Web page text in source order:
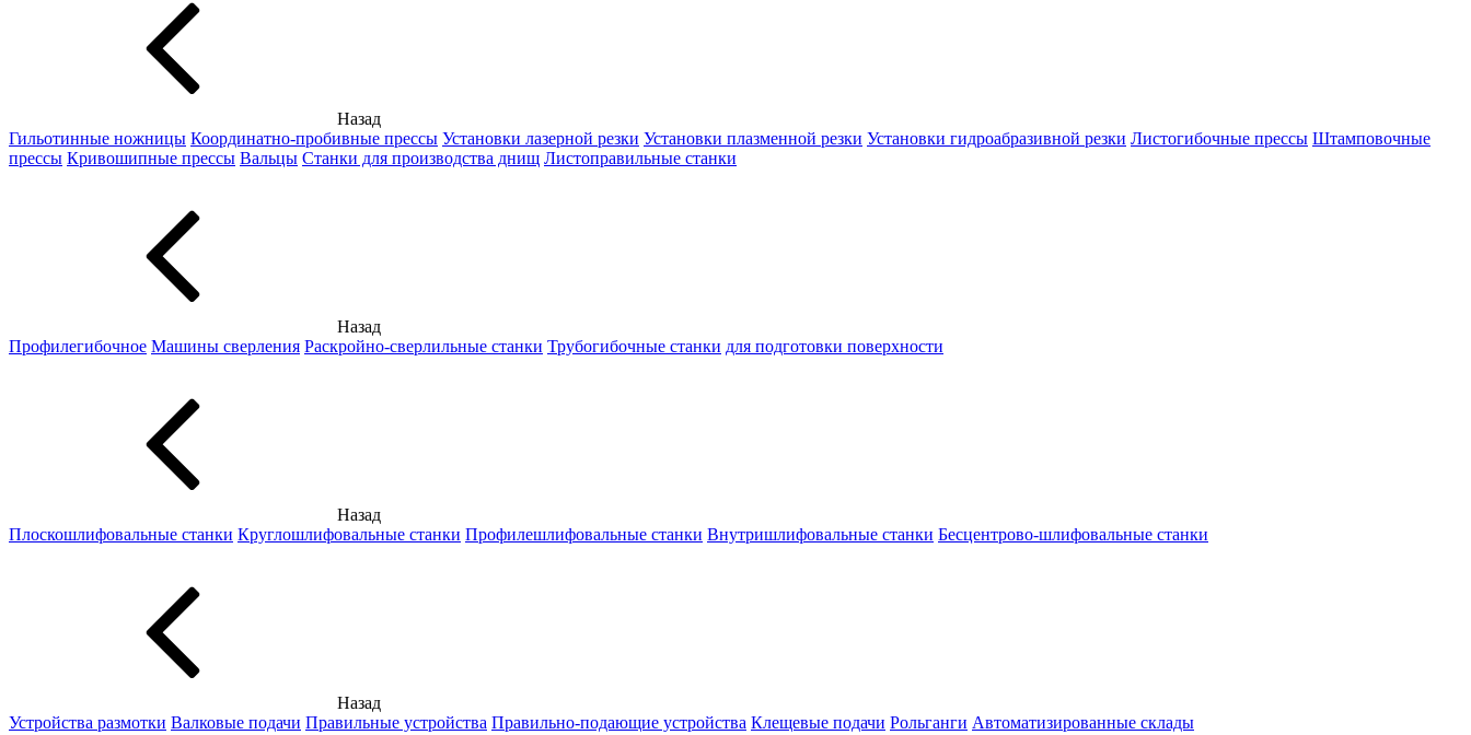
Назад
Гильотинные ножницы Координатно-пробивные прессы Установки лазерной резки Установки плазменной резки Установки гидроабразивной резки Листогибочные прессы Штамповочные
прессы Кривошипные прессы Вальцы Станки для производства днищ Листоправильные станки
Назад
Профилегибочное Машины сверления Раскройно-сверлильные станки Трубогибочные станки для подготовки поверхности
Назад
Плоскошлифовальные станки Круглошлифовальные станки Профилешлифовальные станки Внутришлифовальные станки Бесцентрово-шлифовальные станки
Назад
Устройства размотки Валковые подачи Правильные устройства Правильно-подающие устройства Клещевые подачи Рольганги Автоматизированные склады